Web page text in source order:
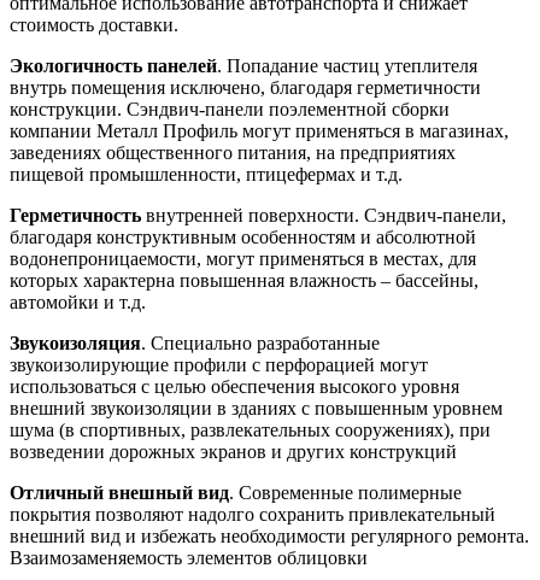
стоимость доставки.
Экологичность панелей. Попадание частиц утеплителя
внутрь помещения исключено, благодаря герметичности
конструкции. Сэндвич-панели поэлементной сборки
компании Металл Профиль могут применяться в магазинах,
заведениях общественного питания, на предприятиях
пищевой промышленности, птицефермах и т.д.
Герметичность внутренней поверхности. Сэндвич-панели,
благодаря конструктивным особенностям и абсолютной
водонепроницаемости, могут применяться в местах, для
которых характерна повышенная влажность – бассейны,
автомойки и т.д.
Звукоизоляция. Специально разработанные
звукоизолирующие профили с перфорацией могут
использоваться с целью обеспечения высокого уровня
внешний звукоизоляции в зданиях с повышенным уровнем
шума (в спортивных, развлекательных сооружениях), при
возведении дорожных экранов и других конструкций
Отличный внешный вид. Современные полимерные
покрытия позволяют надолго сохранить привлекательный
внешний вид и избежать необходимости регулярного ремонта.
Взаимозаменяемость элементов облицовки